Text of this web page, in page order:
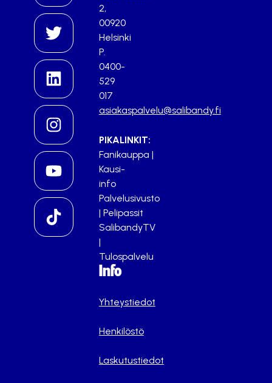
2,
00920
Helsinki
P.
0400-
529
017
asiakaspalvelu@salibandy.fi
PIKALINKIT:
Fanikauppa |
Kausi-
info
Palvelusivusto
| Pelipassit
SalibandyTV
|
Tulospalvelu
Info
Yhteystiedot
Henkilöstö
Laskutustiedot